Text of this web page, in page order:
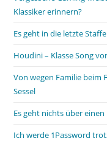
Klassiker erinnern?
Es geht in die letzte
Houdini – Klasse Song
Von wegen Familie beim
Sessel
Es geht nichts über
Ich werde 1Password